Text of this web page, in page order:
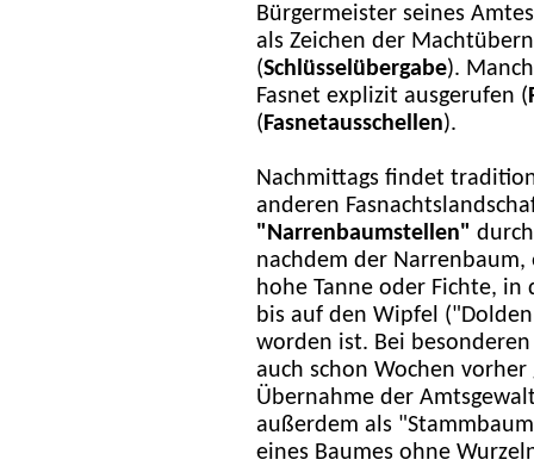
Bürgermeister seines
als Zeichen der
(Schlüsselübergabe).
Fasnet explizit ausgerufen (
( Fasnetausschellen).
Nachmittags findet
anderen
"Narrenbaumstellen"
nachdem der Narrenbaum,
hohe Tanne oder Fichte,
bis auf den Wipfel
worden ist. Bei
auch schon Wochen
Übernahme der
außerdem als
eines Baumes ohne